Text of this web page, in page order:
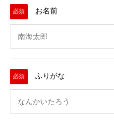
必須 お名前
必須 ふりがな